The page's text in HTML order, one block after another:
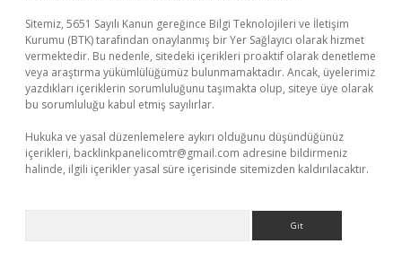
Sitemiz, 5651 Sayılı Kanun gereğince Bilgi Teknolojileri ve İletişim
Kurumu (BTK) tarafından onaylanmış bir Yer Sağlayıcı olarak hizmet
vermektedir. Bu nedenle, sitedeki içerikleri proaktif olarak denetleme
veya araştırma yükümlülüğümüz bulunmamaktadır. Ancak, üyelerimiz
yazdıkları içeriklerin sorumluluğunu taşımakta olup, siteye üye olarak
bu sorumluluğu kabul etmiş sayılırlar.
Hukuka ve yasal düzenlemelere aykırı olduğunu düşündüğünüz
içerikleri, backlinkpanelicomtr@gmail.com adresine bildirmeniz
halinde, ilgili içerikler yasal süre içerisinde sitemizden kaldırılacaktır.